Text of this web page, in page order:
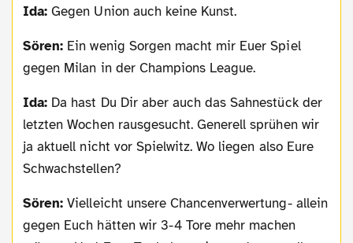
Ida:Gegen Union auch keine Kunst.
Sören: Ein wenig Sorgen macht mir Euer Spiel
gegen Milan in der Champions League.
Ida: Da hast Du Dir aber auch das Sahnestück der
letzten Wochen rausgesucht. Generell sprühen wir
ja aktuell nicht vor Spielwitz. Wo liegen also Eure
Schwachstellen?
Sören:Vielleicht unsere Chancenverwertung- allein
gegen Euch hätten wir 3-4 Tore mehr machen